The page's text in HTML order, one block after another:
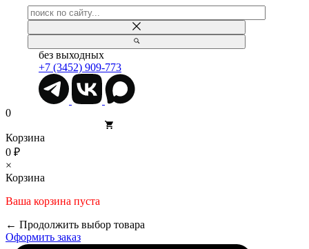
без выходных
+7 (3452) 909-773
0
Корзина
0 ₽
×
Корзина
Ваша корзина пуста
← Продолжить выбор товара
Оформить заказ